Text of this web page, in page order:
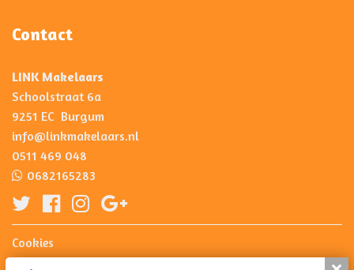
Contact
LINK Makelaars
Schoolstraat 6a
9251 EC Burgum
info@linkmakelaars.nl
0511 469 048
0682165283
Cookies
Privacy